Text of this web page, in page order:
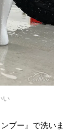
い
プー』で洗いま